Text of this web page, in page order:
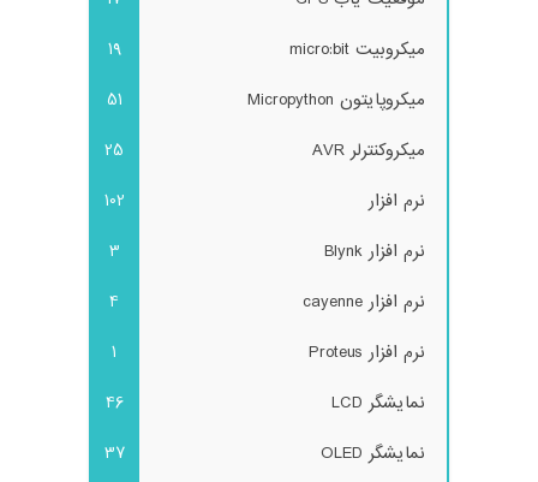
میکروبیت micro:bit
19
میکروپایتون Micropython
51
میکروکنترلر AVR
25
نرم افزار
102
نرم افزار Blynk
3
نرم افزار cayenne
4
نرم افزار Proteus
1
نمایشگر LCD
46
نمایشگر OLED
37